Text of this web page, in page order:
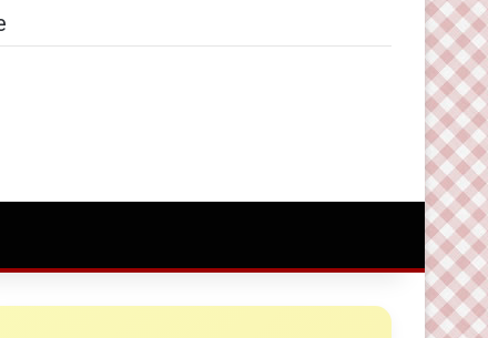
Random Article
Caută ceva